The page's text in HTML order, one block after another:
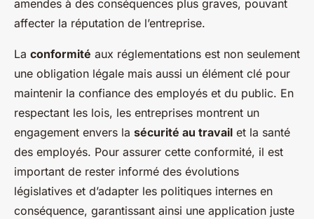
amendes à des conséquences plus graves, pouvant
affecter la réputation de l’entreprise.
La conformité aux réglementations est non seulement
une obligation légale mais aussi un élément clé pour
maintenir la confiance des employés et du public. En
respectant les lois, les entreprises montrent un
engagement envers la sécurité au travail et la santé
des employés. Pour assurer cette conformité, il est
important de rester informé des évolutions
législatives et d’adapter les politiques internes en
conséquence, garantissant ainsi une application juste